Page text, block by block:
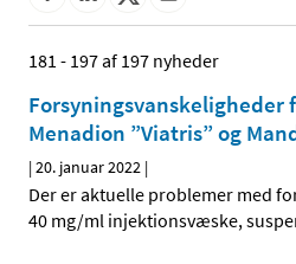
181 - 197 af 197 nyheder
Forsyningsvanskeligheder
Menadion ”Viatris” og
|20. januar 2022 |
Der er aktuelle problemer med
40 mg/ml injektionsvæske,